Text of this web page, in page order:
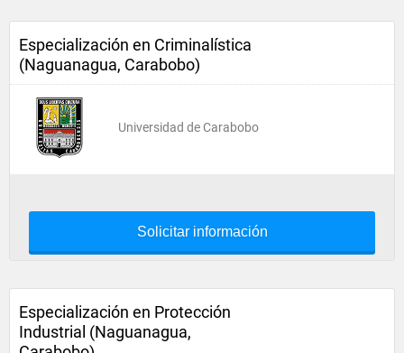
Especialización en Criminalística
(Naguanagua, Carabobo)
Universidad de Carabobo
Solicitar información
Especialización en Protección
Industrial (Naguanagua,